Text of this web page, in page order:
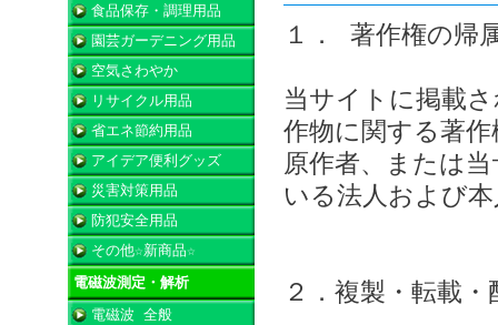
食品保存・調理用品
園芸ガーデニング用品
空気さわやか
リサイクル用品
省エネ節約用品
アイデア便利グッズ
災害対策用品
防犯安全用品
その他☆新商品☆
電磁波測定・解析
電磁波 全般
１． 著作権の帰
当サイトに掲載
作物に関する著
原作者、または
いる法人および
２．複製・転載・